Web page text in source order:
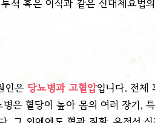
투석 혹은 이식과 같은 신대체요법
인은 당뇨병과 고혈압입니다. 전체
은 혈당이 높아 몸의 여러 장기,